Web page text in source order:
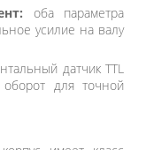
оба параметра
усилие на валу
датчик TTL
для точной